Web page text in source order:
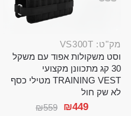
מק"ט: VS300T
וסט משקולות אפוד עם משקל
30 קג מתכוונן מקצועי
TRAINING VEST מטילי כסף
לא שק חול
₪559 ₪449